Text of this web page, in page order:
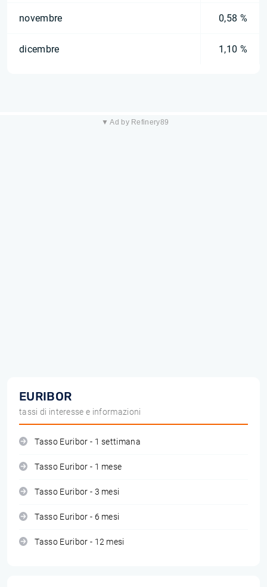
novembre 0,58 %
dicembre 1,10 %
▼ Ad by Refinery89
EURIBOR
tassi di interesse e informazioni
Tasso Euribor - 1 settimana
Tasso Euribor - 1 mese
Tasso Euribor - 3 mesi
Tasso Euribor - 6 mesi
Tasso Euribor - 12 mesi